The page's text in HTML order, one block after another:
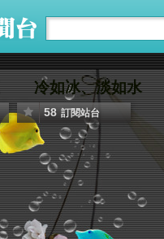
冷如冰、淡如水
58 訂閱站台